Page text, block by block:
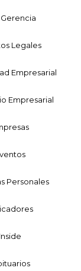
Legales
Empresarial
Empresarial
Personales
Inside